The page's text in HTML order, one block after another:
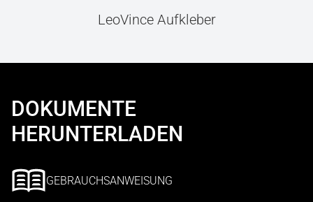
LeoVince Aufkleber
DOKUMENTE
HERUNTERLADEN
GEBRAUCHSANWEISUNG